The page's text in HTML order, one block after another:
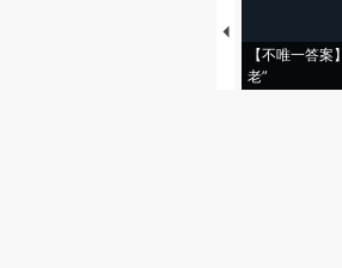
【不唯一答案
老”